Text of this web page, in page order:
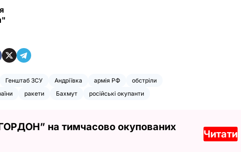
Генштаб ЗСУ Андріївка армія РФ
обстріли
ракети Бахмут російські окупанти
на тимчасово окупованих
Читати